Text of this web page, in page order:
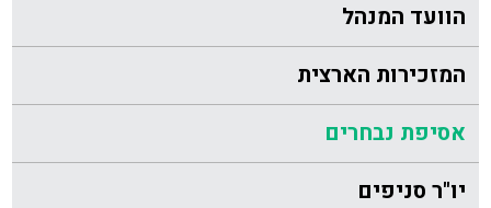
הוועד המנהל
המזכירות הארצית
אסיפת נבחרים
יו"ר סניפים